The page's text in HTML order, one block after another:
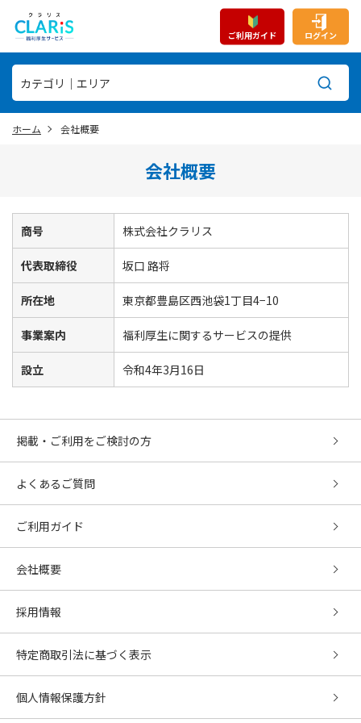
ご利用ガイド ログイン
ホーム 会社概要
会社概要
商号 株式会社クラリス
代表取締役 坂口 路将
所在地 東京都豊島区西池袋1丁目4−10
事業案内 福利厚生に関するサービスの提供
設立 令和4年3月16日
掲載・ご利用をご検討の方
よくあるご質問
ご利用ガイド
会社概要
採用情報
特定商取引法に基づく表示
個人情報保護方針